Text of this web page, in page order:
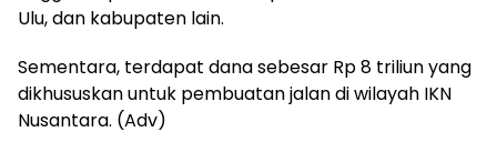
Ulu, dan kabupaten lain.
Sementara, terdapat dana sebesar Rp 8 triliun yang
dikhususkan untuk pembuatan jalan di wilayah IKN
Nusantara. (Adv)